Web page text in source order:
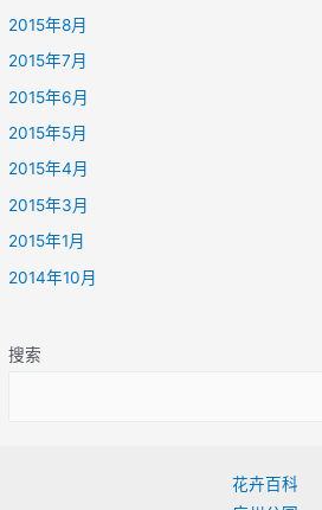
2015年8月
2015年7月
2015年6月
2015年5月
2015年4月
2015年3月
2015年1月
2014年10月
搜索
花卉百科